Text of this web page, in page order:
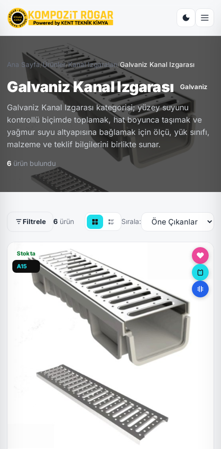
Ana Sayfa/Ürünler/Kanal Izgaraları/Galvaniz Kanal Izgarası
Galvaniz Kanal Izgarası Galvaniz
Galvaniz Kanal Izgarası kategorisi; yüzey suyunu
kontrollü biçimde toplamak, hat boyunca taşımak ve
yağmur suyu altyapısına bağlamak için ölçü, yük sınıfı,
malzeme ve teklif bilgilerini birlikte sunar.
6 ürün bulundu
Filtrele 6 ürün Sırala:
Stokta
A15